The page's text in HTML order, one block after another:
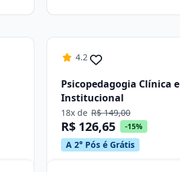
4.2
Psicopedagogia Clínica e
Institucional
18x de R$ 149,00
R$ 126,65 -15%
A 2° Pós é Grátis